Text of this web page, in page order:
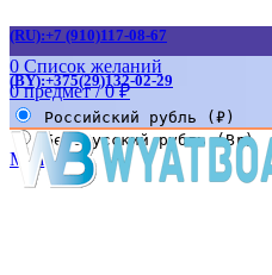
(RU):+7 (910)117-08-67
(BY):+375(29)132-02-29
0 Список желаний
0предмет / 0₽
Российский рубль (₽)
Белорусский рубль (Br)
Меню